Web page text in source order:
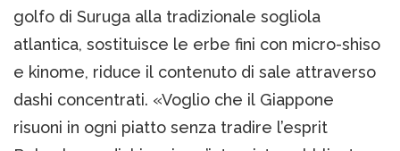
golfo di Suruga alla tradizionale sogliola
atlantica, sostituisce le erbe fini con micro-shiso
e kinome, riduce il contenuto di sale attraverso
dashi concentrati. «Voglio che il Giappone
risuoni in ogni piatto senza tradire l’esprit